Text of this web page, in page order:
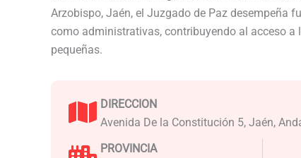
Arzobispo, Jaén, el Juzgado de Paz desempeña
como administrativas, contribuyendo al acceso
pequeñas.
DIRECCION
Avenida De la Constitución 5, Jaén,
PROVINCIA